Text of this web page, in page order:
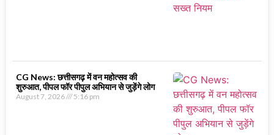
CG News: छत्तीसगढ़ में वन महोत्सव की
शुरुआत, पीपल फॉर पीपुल अभियान से जुड़ेंगे लोग
August 7, 2026 5:16 pm